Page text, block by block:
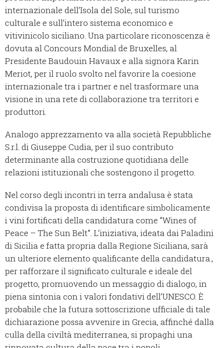
internazionale dell’Isola del Sole, sul turismo
culturale e sull’intero sistema economico e
vitivinicolo siciliano. Una particolare riconoscenza è
dovuta al Concours Mondial de Bruxelles, al
Presidente Baudouin Havaux e alla signora Karin
Meriot, per il ruolo svolto nel favorire la coesione
internazionale tra i partner e nel trasformare una
visione in una rete di collaborazione tra territori e
produttori.
Analogo apprezzamento va alla società Repubbliche
S.r.l. di Giuseppe Cudia, per il suo contributo
determinante alla costruzione quotidiana delle
relazioni istituzionali che sostengono il progetto.
Nel corso degli incontri in terra andalusa è stata
condivisa la proposta di identificare simbolicamente
i vini fortificati della candidatura come “Wines of
Peace – The Sun Belt”. L’iniziativa, ideata dai Paladini
di Sicilia e fatta propria dalla Regione Siciliana, sarà
un ulteriore elemento qualificante della candidatura.,
per rafforzare il significato culturale e ideale del
progetto, promuovendo un messaggio di dialogo, in
piena sintonia con i valori fondativi dell’UNESCO. È
probabile che la futura sottoscrizione ufficiale di tale
dichiarazione possa avvenire in Grecia, affinché dalla
culla della civiltà mediterranea, si propaghi una